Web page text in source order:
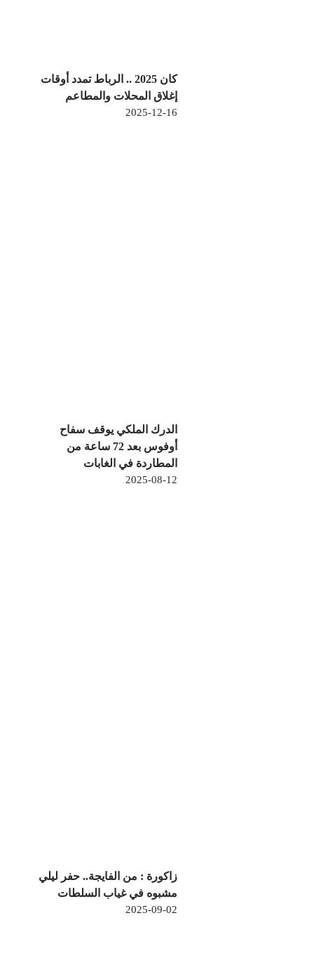
كان 2025 .. الرباط تمدد أوقات
إغلاق المحلات والمطاعم
2025-12-16
الدرك الملكي يوقف سفاح
أوفوس بعد 72 ساعة من
المطاردة في الغابات
2025-08-12
زاكورة : من الفايجة.. حفر ليلي
مشبوه في غياب السلطات
2025-09-02